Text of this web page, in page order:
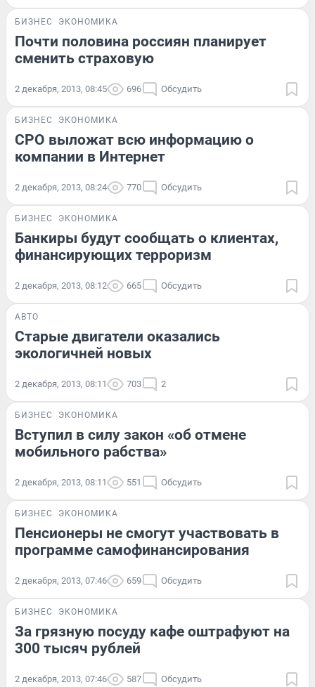
БИЗНЕС ЭКОНОМИКА
Почти половина россиян планирует
сменить страховую
2 декабря, 2013, 08:45 696 Обсудить
БИЗНЕС ЭКОНОМИКА
СРО выложат всю информацию о
компании в Интернет
2 декабря, 2013, 08:24 770 Обсудить
БИЗНЕС ЭКОНОМИКА
Банкиры будут сообщать о клиентах,
финансирующих терроризм
2 декабря, 2013, 08:12 665 Обсудить
АВТО
Старые двигатели оказались
экологичней новых
2 декабря, 2013, 08:11 703 2
БИЗНЕС ЭКОНОМИКА
Вступил в силу закон «об отмене
мобильного рабства»
2 декабря, 2013, 08:11 551 Обсудить
БИЗНЕС ЭКОНОМИКА
Пенсионеры не смогут участвовать в
программе самофинансирования
2 декабря, 2013, 07:46 659 Обсудить
БИЗНЕС ЭКОНОМИКА
За грязную посуду кафе оштрафуют на
300 тысяч рублей
2 декабря, 2013, 07:46 587 Обсудить